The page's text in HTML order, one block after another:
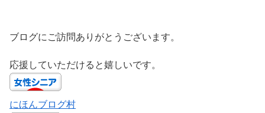
ブログにご訪問ありがとうございます。
応援していただけると嬉しいです。
にほんブログ村